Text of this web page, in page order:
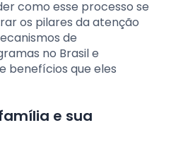
como esse processo se
os pilares da atenção
de
no Brasil e
benefícios que eles
e sua